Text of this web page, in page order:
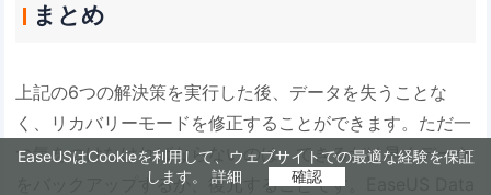
EaseUSはCookieを利用して、ウェブサイトでの最適な経験を保証
します。 詳細 確認
まとめ
上記の6つの解決策を実行した後、データを失うことな
く、リカバリーモードを修正することができます。ただ一
つ気をつけなければならないのは、できるだけ早くデータ
をバックアップするか、復元することです。EaseUS Data